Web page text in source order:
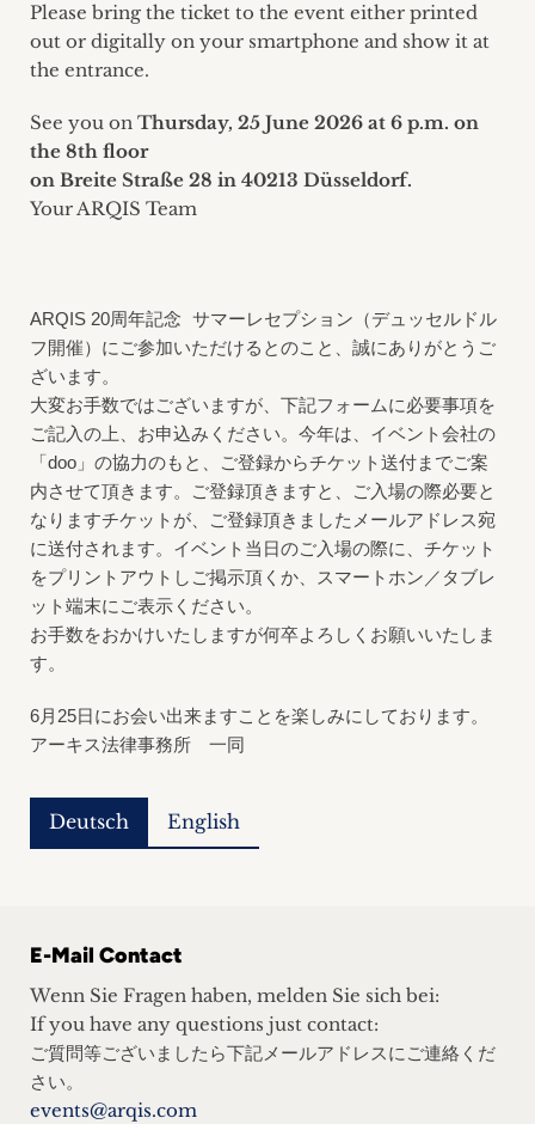
Please bring the ticket to the event either printed
out or digitally on your smartphone and show it at
the entrance.
See you on Thursday, 25 June 2026 at 6 p.m. on
the 8th floor
on Breite Straße 28 in 40213 Düsseldorf.
Your ARQIS Team
ARQIS 20周年記念 サマーレセプション（デュッセルドル
フ開催）にご参加いただけるとのこと、誠にありがとうご
ざいます。
大変お手数ではございますが、下記フォームに必要事項を
ご記入の上、お申込みください。今年は、イベント会社の
「doo」 の協力のもと、ご登録からチケット送付までご案
内させて頂きます。ご登録頂きますと、ご入場の際必要と
なりますチケットが、ご登録頂きましたメールアドレス宛
に送付されます。イベント当日のご入場の際に、チケット
をプリントアウトしご掲示頂くか、スマートホン／タブレ
ット端末にご表示ください。
お手数をおかけいたしますが何卒よろしくお願いいたしま
す。
6月 25日にお会い出来ますことを楽しみにしております。
アーキス法律事務所 一同
Deutsch English
E-Mail Contact
Wenn Sie Fragen haben, melden Sie sich bei:
If you have any questions just contact:
ご質問等ございましたら下記メールアドレスにご連絡くだ
さい。
events@arqis.com